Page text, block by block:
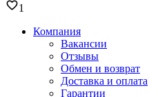
1
Компания
Вакансии
Отзывы
Обмен и возврат
Доставка и оплата
Гарантии